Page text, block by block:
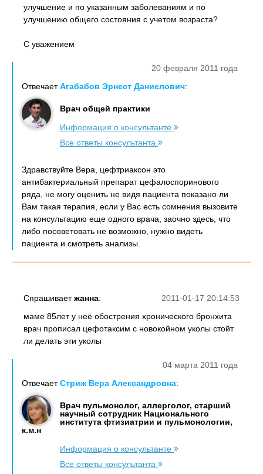
улучшение и по указанным заболеваниям и по
улучшению общего состояния с учетом возраста?
С уважением
20 февраля 2011 года
ОтвечаетАгабабов Эрнест Даниелович:
Врач общей практики
Информация о консультанте
Все ответы консультанта
Здравствуйте Вера, цефтриаксон это
антибактериальный препарат цефалоспоринового
ряда, не могу оценить не видя пациента показано ли
Вам такая терапия, если у Вас есть сомнения вызовите
на консультацию еще одного врача, заочно здесь, что
либо посоветовать не возможно, нужно видеть
пациента и смотреть анализы.
2011-01-17 20:14:53
Спрашиваетжанна:
маме 85лет у неё обострения хронического бронхита
врач прописал цефотаксим с новокойном уколы стойт
ли делать эти уколы
04 марта 2011 года
ОтвечаетСтриж Вера Александровна:
Врач пульмонолог, аллерголог, старший
научный сотрудник Национального
института фтизиатрии и пульмонологии,
к.м.н
Информация о консультанте
Все ответы консультанта